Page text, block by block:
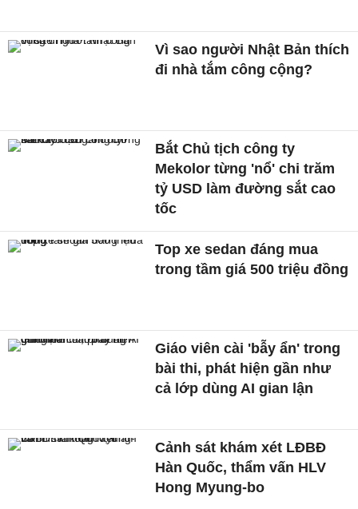
Vì sao người Nhật Bản thích
đi nhà tắm công cộng?
Bắt Chủ tịch công ty
Mekolor từng 'nổ' chi trăm
tỷ USD làm đường sắt cao
tốc
Top xe sedan đáng mua
trong tầm giá 500 triệu đồng
Giáo viên cài 'bẫy ẩn' trong
bài thi, phát hiện gần như
cả lớp dùng AI gian lận
Cảnh sát khám xét LĐBĐ
Hàn Quốc, thẩm vấn HLV
Hong Myung-bo